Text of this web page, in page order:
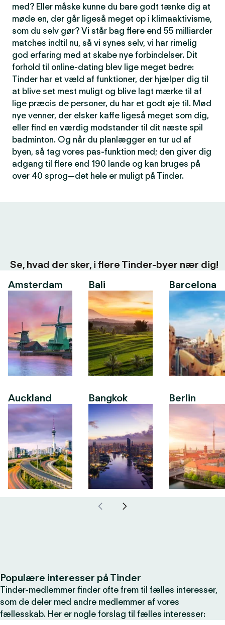
med? Eller måske kunne du bare godt tænke dig at
møde en, der går ligeså meget op i klimaaktivisme,
som du selv gør? Vi står bag flere end 55 milliarder
matches indtil nu, så vi synes selv, vi har rimelig
god erfaring med at skabe nye forbindelser. Dit
forhold til online-dating blev lige meget bedre:
Tinder har et væld af funktioner, der hjælper dig til
at blive set mest muligt og blive lagt mærke til af
lige præcis de personer, du har et godt øje til. Mød
nye venner, der elsker kaffe ligeså meget som dig,
eller find en værdig modstander til dit næste spil
badminton. Og når du planlægger en tur ud af
byen, så tag vores pas-funktion med; den giver dig
adgang til flere end 190 lande og kan bruges på
over 40 sprog—det hele er muligt på Tinder.
Se, hvad der sker, i flere Tinder-byer nær dig!
Amsterdam
Auckland
Bali
Bangkok
Barcelona
Berlin
Populære interesser på Tinder
Tinder-medlemmer finder ofte frem til fælles interesser,
som de deler med andre medlemmer af vores
fællesskab. Her er nogle forslag til fælles interesser: